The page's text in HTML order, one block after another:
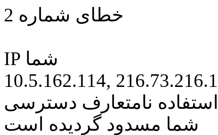
خطای شماره 2
IP شما
10.5.162.114,
نامتعارف دسترسی
شما مسدود گردیده است